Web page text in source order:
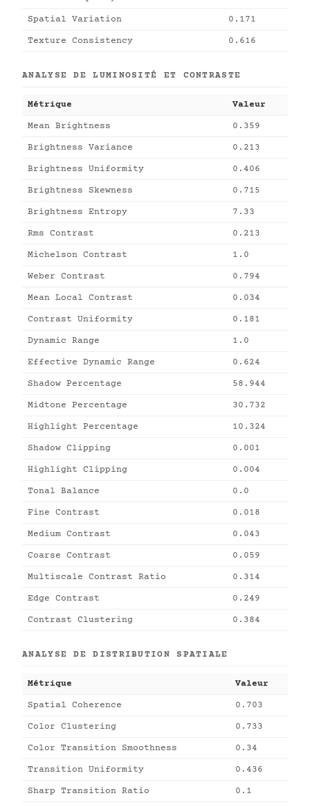
Spatial Variation 0.171
Texture Consistency 0.616
ANALYSE DE LUMINOSITÉ ET CONTRASTE
Métrique Valeur
Mean Brightness 0.359
Brightness Variance 0.213
Brightness Uniformity 0.406
Brightness Skewness 0.715
Brightness Entropy 7.33
Rms Contrast 0.213
Michelson Contrast 1.0
Weber Contrast 0.794
Mean Local Contrast 0.034
Contrast Uniformity 0.181
Dynamic Range 1.0
Effective Dynamic Range 0.624
Shadow Percentage 58.944
Midtone Percentage 30.732
Highlight Percentage 10.324
Shadow Clipping 0.001
Highlight Clipping 0.004
Tonal Balance 0.0
Fine Contrast 0.018
Medium Contrast 0.043
Coarse Contrast 0.059
Multiscale Contrast Ratio 0.314
Edge Contrast 0.249
Contrast Clustering 0.384
ANALYSE DE DISTRIBUTION SPATIALE
Métrique Valeur
Spatial Coherence 0.703
Color Clustering 0.733
Color Transition Smoothness 0.34
Transition Uniformity 0.436
Sharp Transition Ratio 0.1